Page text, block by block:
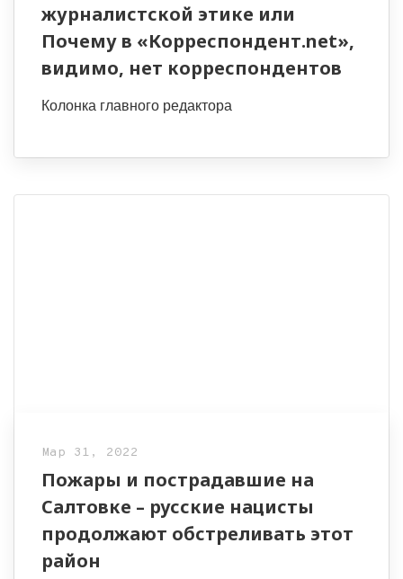
журналистской этике или
Почему в «Корреспондент.net»,
видимо, нет корреспондентов
Колонка главного редактора
Мар 31, 2022
Пожары и пострадавшие на
Салтовке – русские нацисты
продолжают обстреливать этот
район